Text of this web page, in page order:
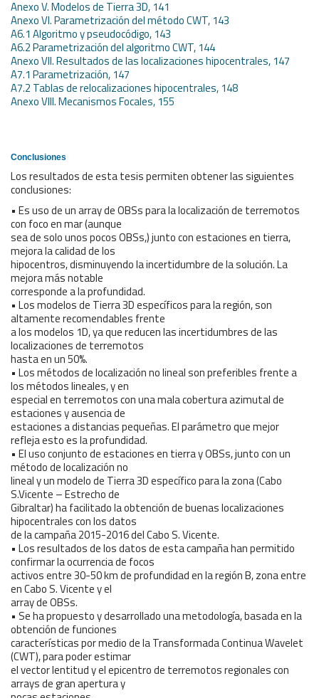
Anexo V. Modelos de Tierra 3D, 141
Anexo VI. Parametrización del método CWT, 143
A6.1 Algoritmo y pseudocódigo, 143
A6.2 Parametrización del algoritmo CWT, 144
Anexo VII. Resultados de las localizaciones hipocentrales, 147
A7.1 Parametrización, 147
A7.2 Tablas de relocalizaciones hipocentrales, 148
Anexo VIII. Mecanismos Focales, 155
Conclusiones
Los resultados de esta tesis permiten obtener las siguientes
conclusiones:
• Es uso de un array de OBSs para la localización de terremotos
con foco en mar (aunque
sea de solo unos pocos OBSs,) junto con estaciones en tierra,
mejora la calidad de los
hipocentros, disminuyendo la incertidumbre de la solución. La
mejora más notable
corresponde a la profundidad.
• Los modelos de Tierra 3D específicos para la región, son
altamente recomendables frente
a los modelos 1D, ya que reducen las incertidumbres de las
localizaciones de terremotos
hasta en un 50%.
• Los métodos de localización no lineal son preferibles frente a
los métodos lineales, y en
especial en terremotos con una mala cobertura azimutal de
estaciones y ausencia de
estaciones a distancias pequeñas. El parámetro que mejor
refleja esto es la profundidad.
• El uso conjunto de estaciones en tierra y OBSs, junto con un
método de localización no
lineal y un modelo de Tierra 3D específico para la zona (Cabo
S.Vicente – Estrecho de
Gibraltar) ha facilitado la obtención de buenas localizaciones
hipocentrales con los datos
de la campaña 2015-2016 del Cabo S. Vicente.
• Los resultados de los datos de esta campaña han permitido
confirmar la ocurrencia de focos
activos entre 30-50 km de profundidad en la región B, zona entre
en Cabo S. Vicente y el
array de OBSs.
• Se ha propuesto y desarrollado una metodología, basada en la
obtención de funciones
características por medio de la Transformada Continua Wavelet
(CWT), para poder estimar
el vector lentitud y el epicentro de terremotos regionales con
arrays de gran apertura y